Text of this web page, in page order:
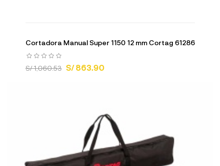
Cortadora Manual Super 1150 12 mm Cortag 61286
S/ 1,060.53 S/ 863.90